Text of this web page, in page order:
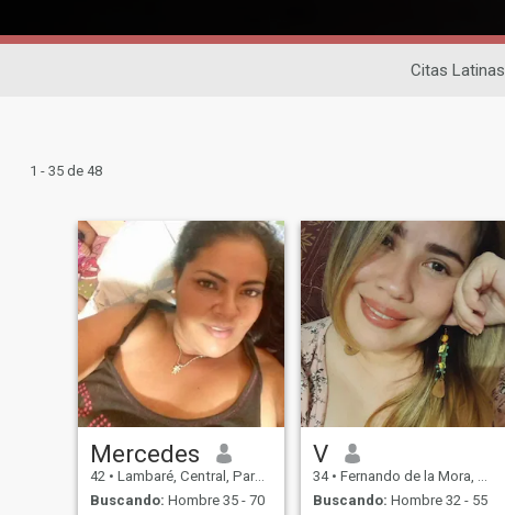
Citas Latinas
1 - 35 de 48
Mercedes
42 • Lambaré, Central, Paraguay
Buscando: Hombre 35 - 70
V
34 • Fernando de la Mora, Central, Paraguay
Buscando: Hombre 32 - 55